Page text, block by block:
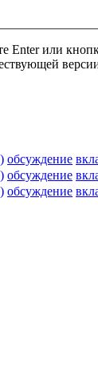
Enter или
обсуждение
обсуждение
обсуждение